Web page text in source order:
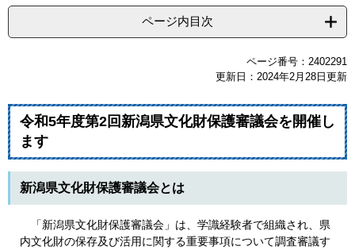
ページ内目次
ページ番号：2402291
更新日：2024年2月28日更新
令和5年度第2回新潟県文化財保護審議会を開催し
ます
新潟県文化財保護審議会とは
「新潟県文化財保護審議会」は、学識経験者で組織され、県
内文化財の保存及び活用に関する重要事項について調査審議す